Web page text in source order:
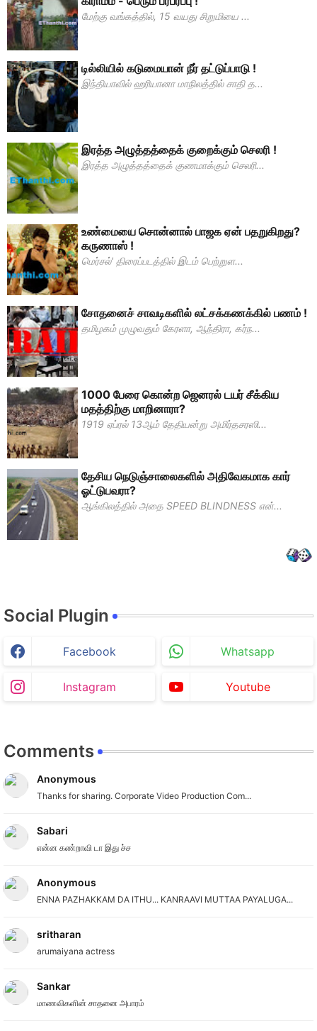
மேற்கு வங்கத்தில், 15 வயது சிறுமியை ...
டில்லியில் கடுமையான் நீர் தட்டுப்பாடு !
இந்தியாவில் ஹரியானா மாநிலத்தில் சாதி த...
இரத்த அழுத்தத்தைக் குறைக்கும் செலரி !
இரத்த அழுத்தத்தைக் குணமாக்கும் செலரி...
உண்மையை சொன்னால் பாஜக ஏன் பதறுகிறது?
கருணாஸ் !
மெர்சல்' திரைப்படத்தில் இடம் பெற்றுள...
சோதனைச் சாவடிகளில் லட்சக்கணக்கில் பணம் !
தமிழகம் முழுவதும் கேரளா, ஆந்திரா, கர்ந...
1000 பேரை கொன்ற ஜெனரல் டயர் சீக்கிய
மதத்திற்கு மாறினாரா?
1919 ஏப்ரல் 13ஆம் தேதியன்று அமிர்தசரஸி...
தேசிய நெடுஞ்சாலைகளில் அதிவேகமாக கார்
ஓட்டுபவரா?
ஆங்கிலத்தில் அதை SPEED BLINDNESS என்...
Social Plugin
Facebook Whatsapp
Instagram Youtube
Comments
Anonymous
Thanks for sharing. Corporate Video Production Com...
Sabari
என்ன கண்றாவி டா இது ச்ச
Anonymous
ENNA PAZHAKKAM DA ITHU... KANRAAVI MUTTAA PAYALUGA...
sritharan
arumaiyana actress
Sankar
மாணவிகளின் சாதனை அபாரம்